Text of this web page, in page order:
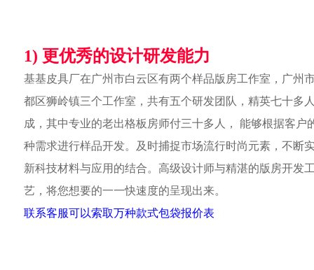
1) 更优秀的设计研发能力
基基皮具厂在广州市白云区有两个样品版房工作室，广州
都区狮岭镇三个工作室，共有五个研发团队，精英七十多
成，其中专业的老出格板房师付三十多人， 能够根据客户
种需求进行样品开发。及时捕捉市场流行时尚元素，不断
新科技材料与应用的结合。高级设计师与精湛的版房开发
艺，将您想要的一一快速度的呈现出来。
联系客服可以索取万种款式包袋报价表